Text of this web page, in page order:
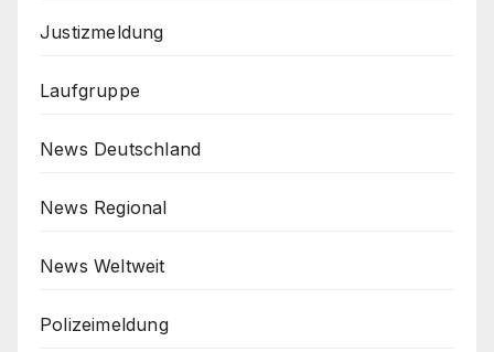
Justizmeldung
Laufgruppe
News Deutschland
News Regional
News Weltweit
Polizeimeldung